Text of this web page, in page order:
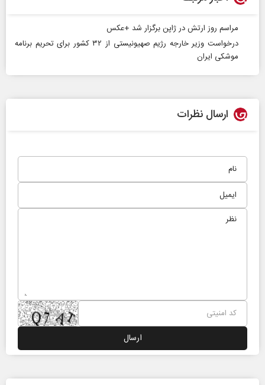
مراسم روز ارتش در ژاپن برگزار شد +عکس
درخواست وزیر خارجه رژیم صهیونیستی از ۳۲ کشور برای تحریم برنامه
موشکی ایران
ارسال نظرات